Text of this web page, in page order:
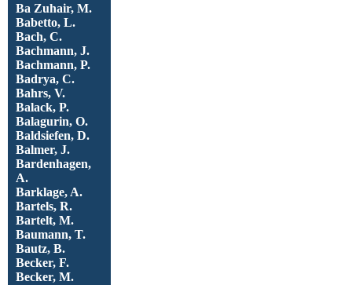
Ba Zuhair, M.
Babetto, L.
Bach, C.
Bachmann, J.
Bachmann, P.
Badrya, C.
Bahrs, V.
Balack, P.
Balagurin, O.
Baldsiefen, D.
Balmer, J.
Bardenhagen,
A.
Barklage, A.
Bartels, R.
Bartelt, M.
Baumann, T.
Bautz, B.
Becker, F.
Becker, M.